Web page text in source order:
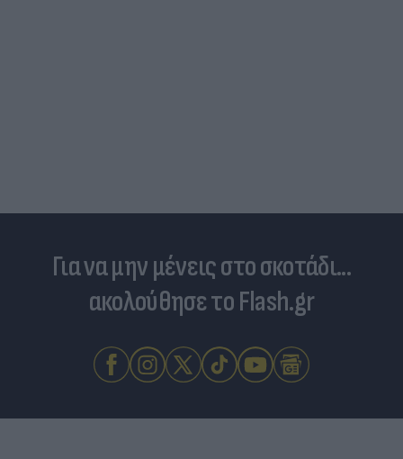
Για να μην μένεις στο σκοτάδι...
ακολούθησε το Flash.gr